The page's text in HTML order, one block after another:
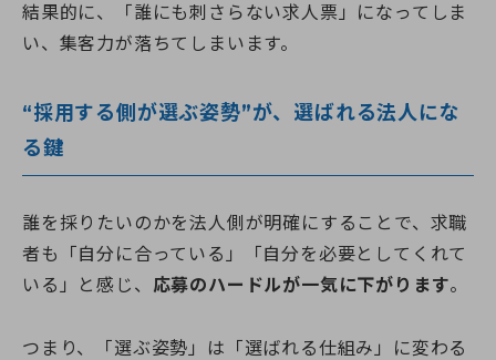
結果的に、「誰にも刺さらない求人票」になってしま
い、集客力が落ちてしまいます。
“採用する側が選ぶ姿勢”が、選ばれる法人にな
る鍵
誰を採りたいのかを法人側が明確にすることで、求職
者も「自分に合っている」「自分を必要としてくれて
いる」と感じ、 応募のハードルが一気に下がります。
つまり、「選ぶ姿勢」は「選ばれる仕組み」に変わる